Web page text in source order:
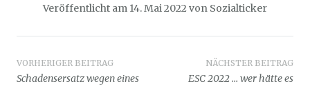
Veröffentlicht am 14. Mai 2022 von Sozialticker
Beitragsnavigation
VORHERIGER BEITRAG
Schadensersatz wegen eines
NÄCHSTER BEITRAG
ESC 2022 … wer hätte es